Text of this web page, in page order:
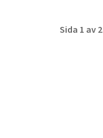
Sida 1 av 2